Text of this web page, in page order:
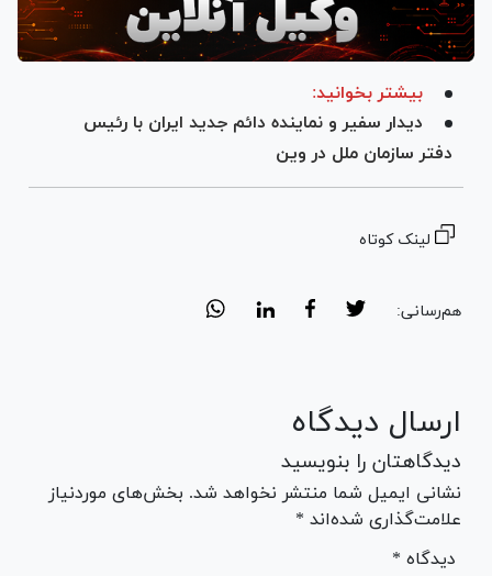
بیشتر بخوانید:
دیدار سفیر و نماینده دائم جدید ایران با رئیس
دفتر سازمان ملل در وین
لینک کوتاه
هم‌رسانی:
ارسال دیدگاه
دیدگاهتان را بنویسید
نشانی ایمیل شما منتشر نخواهد شد. بخش‌های موردنیاز
علامت‌گذاری شده‌اند *
* دیدگاه